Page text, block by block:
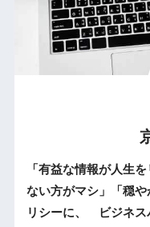
「有益な情報が人生
ない方がマシ」「穏
リシーに、 ビジネス